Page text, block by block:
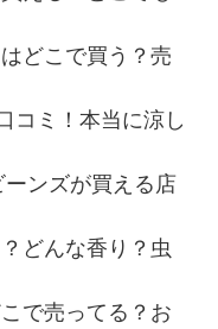
どこで買う？売
コミ！本当に涼し
ンズが買える店
どんな香り？虫
で売ってる？お